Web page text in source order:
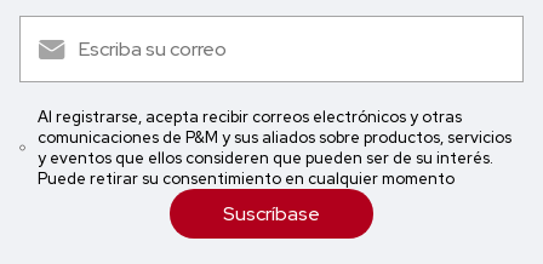
Al registrarse, acepta recibir correos electrónicos y otras
comunicaciones de P&M y sus aliados sobre productos, servicios
y eventos que ellos consideren que pueden ser de su interés.
Puede retirar su consentimiento en cualquier momento
Suscríbase